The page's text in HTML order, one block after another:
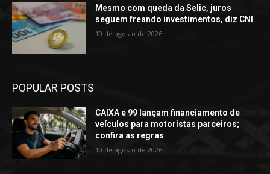
Mesmo com queda da Selic, juros
seguem freando investimentos, diz CNI
10 de agosto de 2026
POPULAR POSTS
CAIXA e 99 lançam financiamento de
veículos para motoristas parceiros;
confira as regras
10 de agosto de 2026